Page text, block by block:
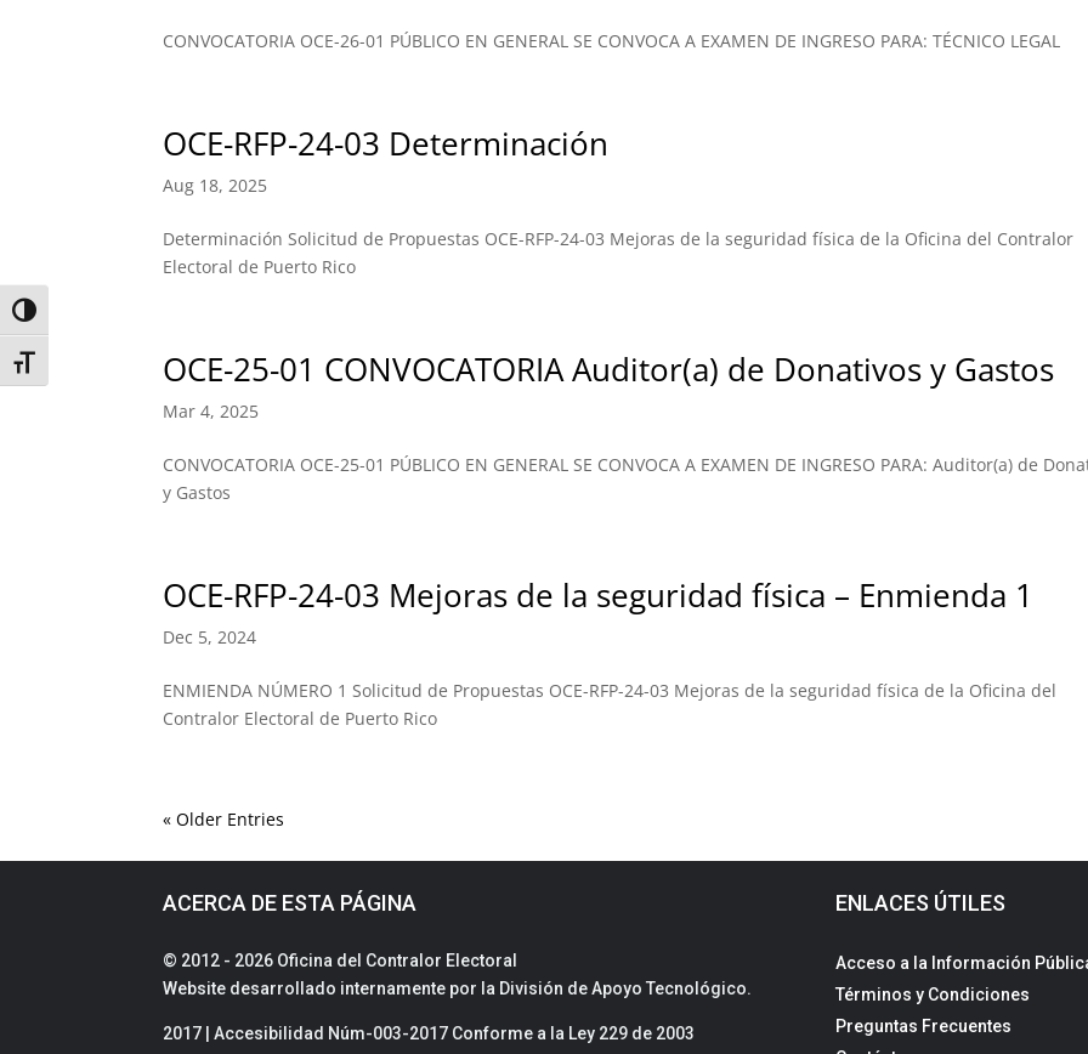
Toggle High Contrast
Toggle Font size
CONVOCATORIA OCE-26-01 PÚBLICO EN GENERAL SE CONVOCA A EXAMEN DE INGRESO PARA: TÉCNICO LEGAL
OCE-RFP-24-03 Determinación
Aug 18, 2025
Determinación Solicitud de Propuestas OCE-RFP-24-03 Mejoras de la seguridad física de la Oficina del Contralor
Electoral de Puerto Rico
OCE-25-01 CONVOCATORIA Auditor(a) de Donativos y Gastos
Mar 4, 2025
CONVOCATORIA OCE-25-01 PÚBLICO EN GENERAL SE CONVOCA A EXAMEN DE INGRESO PARA: Auditor(a) de
y Gastos
OCE-RFP-24-03 Mejoras de la seguridad física – Enmienda 1
Dec 5, 2024
ENMIENDA NÚMERO 1 Solicitud de Propuestas OCE-RFP-24-03 Mejoras de la seguridad física de la Oficina del
Contralor Electoral de Puerto Rico
« Older Entries
ACERCA DE ESTA PÁGINA
© 2012 - 2026 Oficina del Contralor Electoral
Website desarrollado internamente por la División de Apoyo Tecnológico.
2017 | Accesibilidad Núm-003-2017 Conforme a la Ley 229 de 2003
ENLACES ÚTILES
Acceso a la Información
Términos y Condiciones
Preguntas Frecuentes